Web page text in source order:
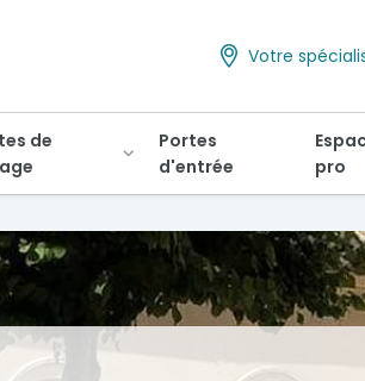
Votre
de
Portes
d'entrée
pro